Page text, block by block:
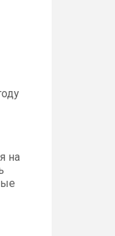
на